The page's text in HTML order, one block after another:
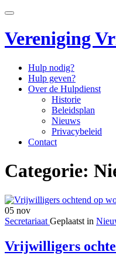
Ga
naar
de
Schakel
Vereniging
Hulp nodig?
Hulp geven?
Over de Hulpdienst
Historie
Beleidsplan
Nieuws
Privacybeleid
Contact
Categorie:
05 nov
Secretariaat Geplaatst in
Vrijwilligers